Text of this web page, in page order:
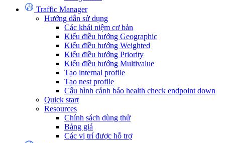
Traffic Manager
Hướng dẫn sử dụng
Các khái niệm cơ bản
Kiểu điều hướng Geographic
Kiểu điều hướng Weighted
Kiểu điều hướng Priority
Kiểu điều hướng Multivalue
Tạo internal profile
Tạo nest profile
Cấu hình cảnh báo health check endpoint down
Quick start
Resources
Chính sách dùng thử
Bảng giá
Các vị trí được hỗ trợ